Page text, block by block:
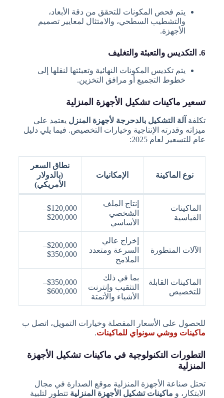
يتم فحص المكونات للتحقق من دقة الأبعاد،
والتشطيب السطحي، والامتثال لمعايير تصميم
الأجهزة.
6. التكديس والتعبئة والتغليف
يتم تكديس المكونات النهائية وتعبئتها لنقلها إلى
خطوط التجميع أو مرافق التخزين.
تسعير ماكينات تشكيل الأجهزة المنزلية
تكلفة آلة التشكيل بالدحرجة لأجهزة المنزل يعتمد على
ميزاته وقدرته الإنتاجية وخيارات التخصيص. فيما يلي دليل
عام للتسعير لعام 2025:
نوع الماكينة الإمكانيات
نطاق السعر
(بالدولار
الأمريكي)
الماكينات
القياسية
إنتاج الملف
الشخصي
الأساسي
$120,000–
$200,000
الآلات المتطورة
إخراج عالي
السرعة ومتعدد
الملامح
$200,000–
$350,000
الماكينات القابلة
للتخصيص
بما في ذلك
التثقيب وإنترنت
الأشياء والأتمتة
$350,000–
$600,000
للحصول على الأسعار المفصلة وخيارات التمويل، اتصل ب
ماكينات ووشي سونواي للماكينات.
التطورات التكنولوجية في ماكينات تشكيل الأجهزة
المنزلية
تحتل صناعة الأجهزة المنزلية موقع الصدارة في مجال
الابتكار، و ماكينات تشكيل الأجهزة المنزلية تتطور لتلبية